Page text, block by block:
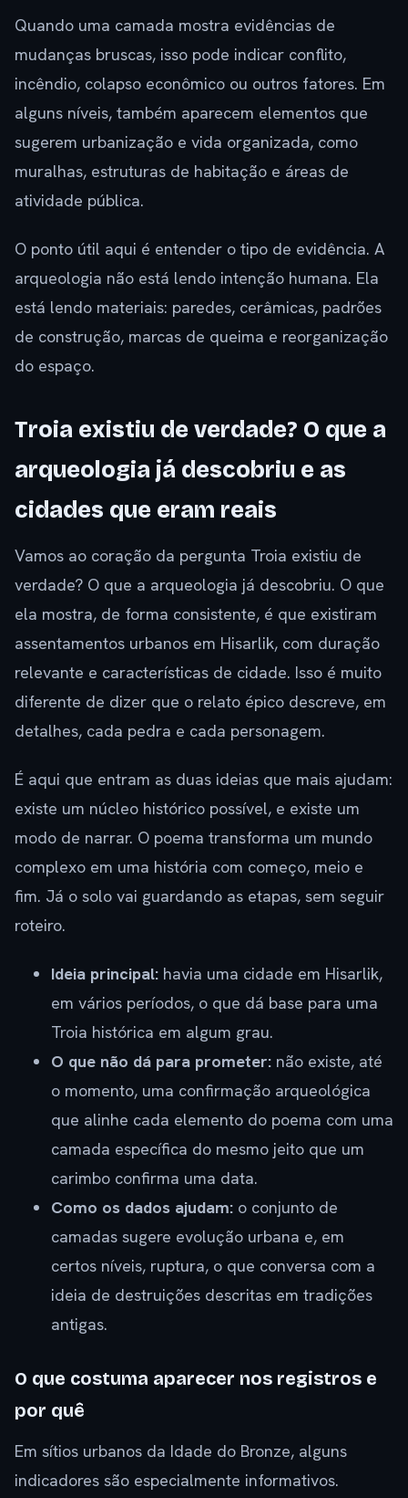
Quando uma camada mostra evidências de
mudanças bruscas, isso pode indicar conflito,
incêndio, colapso econômico ou outros fatores. Em
alguns níveis, também aparecem elementos que
sugerem urbanização e vida organizada, como
muralhas, estruturas de habitação e áreas de
atividade pública.
O ponto útil aqui é entender o tipo de evidência. A
arqueologia não está lendo intenção humana. Ela
está lendo materiais: paredes, cerâmicas, padrões
de construção, marcas de queima e reorganização
do espaço.
Troia existiu de verdade? O que a
arqueologia já descobriu e as
cidades que eram reais
Vamos ao coração da pergunta Troia existiu de
verdade? O que a arqueologia já descobriu. O que
ela mostra, de forma consistente, é que existiram
assentamentos urbanos em Hisarlik, com duração
relevante e características de cidade. Isso é muito
diferente de dizer que o relato épico descreve, em
detalhes, cada pedra e cada personagem.
É aqui que entram as duas ideias que mais ajudam:
existe um núcleo histórico possível, e existe um
modo de narrar. O poema transforma um mundo
complexo em uma história com começo, meio e
fim. Já o solo vai guardando as etapas, sem seguir
roteiro.
Ideia principal: havia uma cidade em Hisarlik,
em vários períodos, o que dá base para uma
Troia histórica em algum grau.
O que não dá para prometer: não existe, até
o momento, uma confirmação arqueológica
que alinhe cada elemento do poema com uma
camada específica do mesmo jeito que um
carimbo confirma uma data.
Como os dados ajudam: o conjunto de
camadas sugere evolução urbana e, em
certos níveis, ruptura, o que conversa com a
ideia de destruições descritas em tradições
antigas.
O que costuma aparecer nos registros e
por quê
Em sítios urbanos da Idade do Bronze, alguns
indicadores são especialmente informativos.